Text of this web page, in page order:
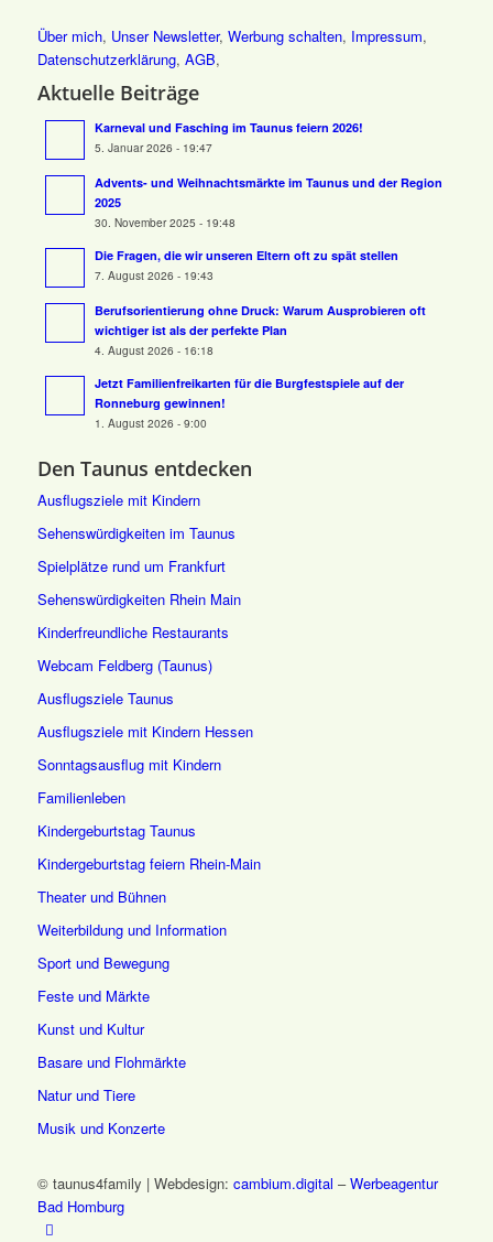
Über mich, Unser Newsletter, Werbung schalten, Impressum,
Datenschutz­erklärung, AGB,
Aktuelle Beiträge
Karneval und Fasching im Taunus feiern 2026!
5. Januar 2026 - 19:47
Advents- und Weihnachtsmärkte im Taunus und der Region
2025
30. November 2025 - 19:48
Die Fragen, die wir unseren Eltern oft zu spät stellen
7. August 2026 - 19:43
Berufsorientierung ohne Druck: Warum Ausprobieren oft
wichtiger ist als der perfekte Plan
4. August 2026 - 16:18
Jetzt Familienfreikarten für die Burgfestspiele auf der
Ronneburg gewinnen!
1. August 2026 - 9:00
Den Taunus entdecken
Ausflugsziele mit Kindern
Sehenswürdigkeiten im Taunus
Spielplätze rund um Frankfurt
Sehenswürdigkeiten Rhein Main
Kinderfreundliche Restaurants
Webcam Feldberg (Taunus)
Ausflugsziele Taunus
Ausflugsziele mit Kindern Hessen
Sonntagsausflug mit Kindern
Familienleben
Kindergeburtstag Taunus
Kindergeburtstag feiern Rhein-Main
Theater und Bühnen
Weiterbildung und Information
Sport und Bewegung
Feste und Märkte
Kunst und Kultur
Basare und Flohmärkte
Natur und Tiere
Musik und Konzerte
© taunus4family | Webdesign: cambium.digital –Werbeagentur
Bad Homburg